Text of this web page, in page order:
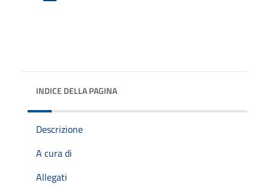
INDICE DELLA PAGINA
Descrizione
A cura di
Allegati